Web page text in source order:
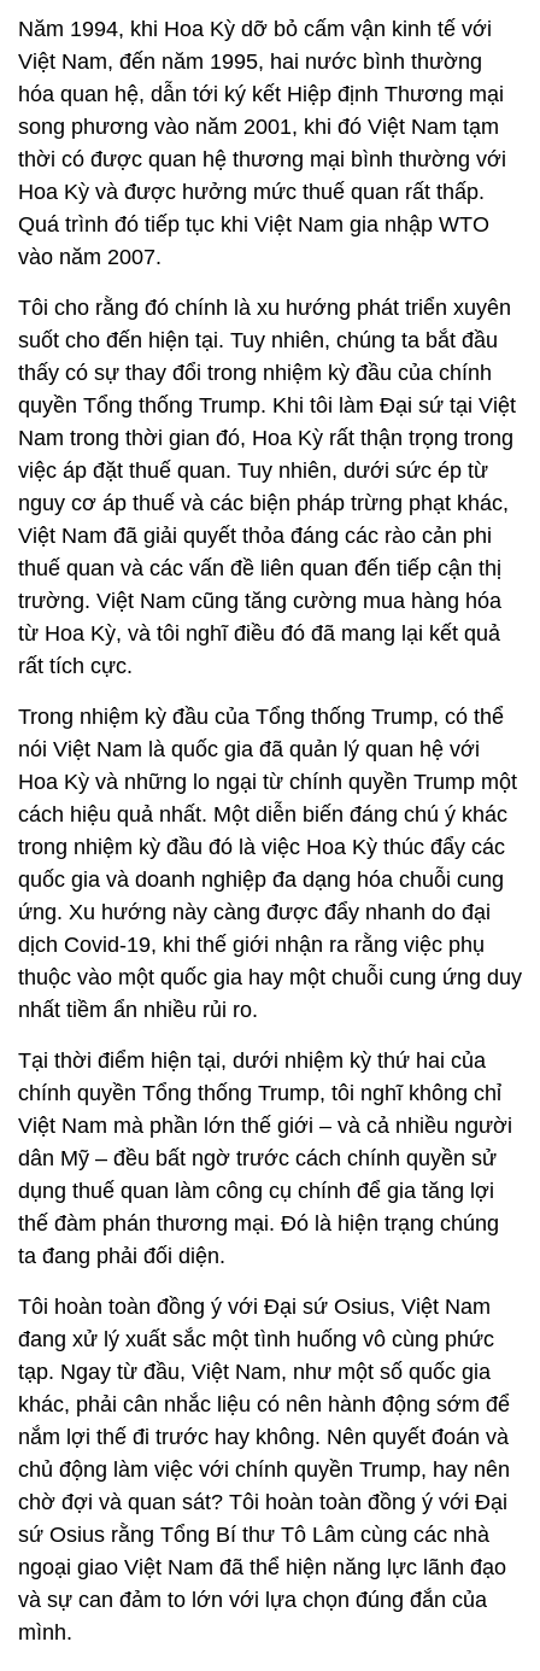
Năm 1994, khi Hoa Kỳ dỡ bỏ cấm vận kinh tế với
Việt Nam, đến năm 1995, hai nước bình thường
hóa quan hệ, dẫn tới ký kết Hiệp định Thương mại
song phương vào năm 2001, khi đó Việt Nam tạm
thời có được quan hệ thương mại bình thường với
Hoa Kỳ và được hưởng mức thuế quan rất thấp.
Quá trình đó tiếp tục khi Việt Nam gia nhập WTO
vào năm 2007.
Tôi cho rằng đó chính là xu hướng phát triển xuyên
suốt cho đến hiện tại. Tuy nhiên, chúng ta bắt đầu
thấy có sự thay đổi trong nhiệm kỳ đầu của chính
quyền Tổng thống Trump. Khi tôi làm Đại sứ tại Việt
Nam trong thời gian đó, Hoa Kỳ rất thận trọng trong
việc áp đặt thuế quan. Tuy nhiên, dưới sức ép từ
nguy cơ áp thuế và các biện pháp trừng phạt khác,
Việt Nam đã giải quyết thỏa đáng các rào cản phi
thuế quan và các vấn đề liên quan đến tiếp cận thị
trường. Việt Nam cũng tăng cường mua hàng hóa
từ Hoa Kỳ, và tôi nghĩ điều đó đã mang lại kết quả
rất tích cực.
Trong nhiệm kỳ đầu của Tổng thống Trump, có thể
nói Việt Nam là quốc gia đã quản lý quan hệ với
Hoa Kỳ và những lo ngại từ chính quyền Trump một
cách hiệu quả nhất. Một diễn biến đáng chú ý khác
trong nhiệm kỳ đầu đó là việc Hoa Kỳ thúc đẩy các
quốc gia và doanh nghiệp đa dạng hóa chuỗi cung
ứng. Xu hướng này càng được đẩy nhanh do đại
dịch Covid-19, khi thế giới nhận ra rằng việc phụ
thuộc vào một quốc gia hay một chuỗi cung ứng duy
nhất tiềm ẩn nhiều rủi ro.
Tại thời điểm hiện tại, dưới nhiệm kỳ thứ hai của
chính quyền Tổng thống Trump, tôi nghĩ không chỉ
Việt Nam mà phần lớn thế giới – và cả nhiều người
dân Mỹ – đều bất ngờ trước cách chính quyền sử
dụng thuế quan làm công cụ chính để gia tăng lợi
thế đàm phán thương mại. Đó là hiện trạng chúng
ta đang phải đối diện.
Tôi hoàn toàn đồng ý với Đại sứ Osius, Việt Nam
đang xử lý xuất sắc một tình huống vô cùng phức
tạp. Ngay từ đầu, Việt Nam, như một số quốc gia
khác, phải cân nhắc liệu có nên hành động sớm để
nắm lợi thế đi trước hay không. Nên quyết đoán và
chủ động làm việc với chính quyền Trump, hay nên
chờ đợi và quan sát? Tôi hoàn toàn đồng ý với Đại
sứ Osius rằng Tổng Bí thư Tô Lâm cùng các nhà
ngoại giao Việt Nam đã thể hiện năng lực lãnh đạo
và sự can đảm to lớn với lựa chọn đúng đắn của
mình.